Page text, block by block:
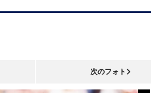
次のフォト